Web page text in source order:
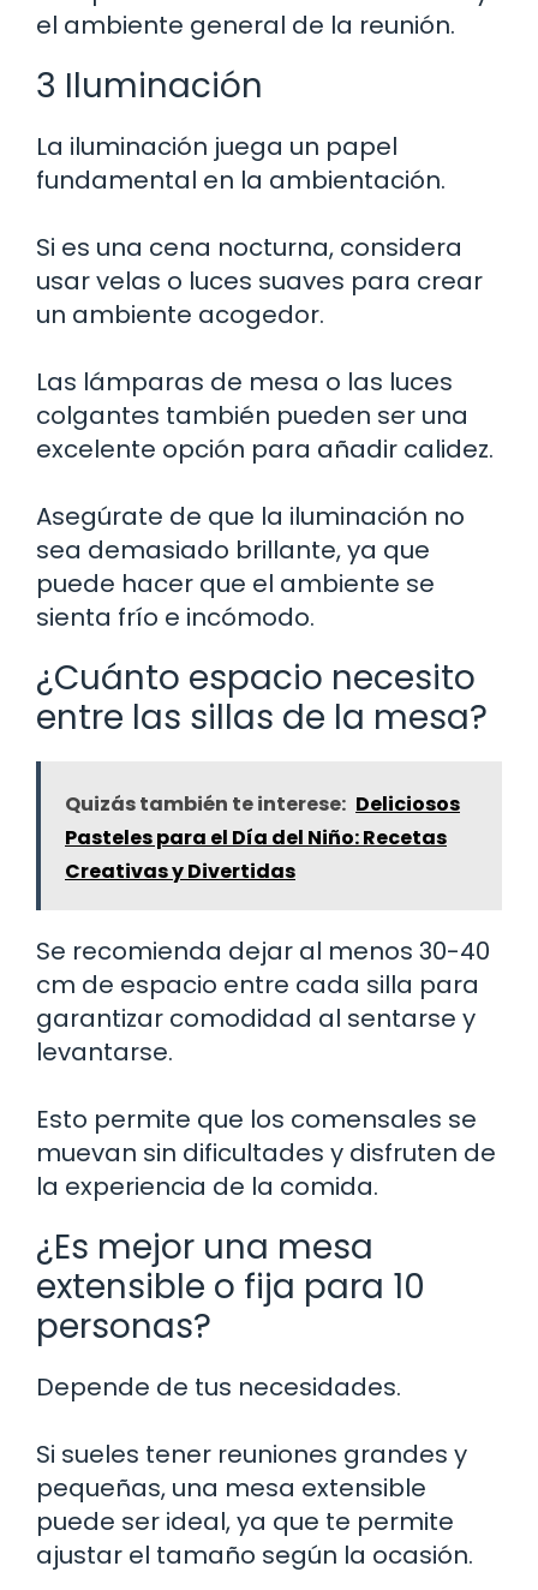
el ambiente general de la reunión.
3 Iluminación
La iluminación juega un papel
fundamental en la ambientación.
Si es una cena nocturna, considera
usar velas o luces suaves para crear
un ambiente acogedor.
Las lámparas de mesa o las luces
colgantes también pueden ser una
excelente opción para añadir calidez.
Asegúrate de que la iluminación no
sea demasiado brillante, ya que
puede hacer que el ambiente se
sienta frío e incómodo.
¿Cuánto espacio necesito
entre las sillas de la mesa?
Quizás también te interese: Deliciosos
Pasteles para el Día del Niño: Recetas
Creativas y Divertidas
Se recomienda dejar al menos 30-40
cm de espacio entre cada silla para
garantizar comodidad al sentarse y
levantarse.
Esto permite que los comensales se
muevan sin dificultades y disfruten de
la experiencia de la comida.
¿Es mejor una mesa
extensible o fija para 10
personas?
Depende de tus necesidades.
Si sueles tener reuniones grandes y
pequeñas, una mesa extensible
puede ser ideal, ya que te permite
ajustar el tamaño según la ocasión.